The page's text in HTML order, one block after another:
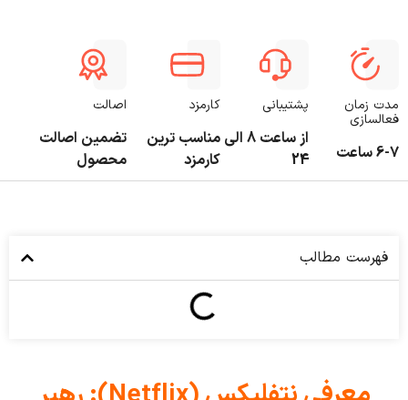
مدت زمان
فعالسازی
6-7 ساعت
پشتیبانی
از ساعت 8 الی
24
کارمزد
مناسب ترین
کارمزد
اصالت
تضمین اصالت
محصول
فهرست مطالب